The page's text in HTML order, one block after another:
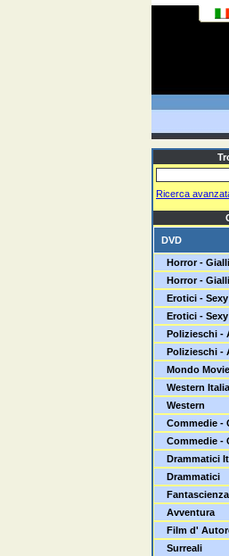
Ricerca
DVD
Horror -
Horror -
Erotici -
Erotici - Sexy
Polizieschi -
Polizieschi -
Mondo Movie
Western
Western
Commedie -
Commedie -
Drammatici
Drammatici
Fantascienza
Avventura
Film d'
Surreali